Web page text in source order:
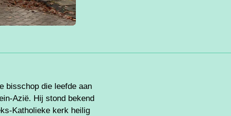
bisschop die leefde aan
Azië. Hij stond bekend
Katholieke kerk heilig